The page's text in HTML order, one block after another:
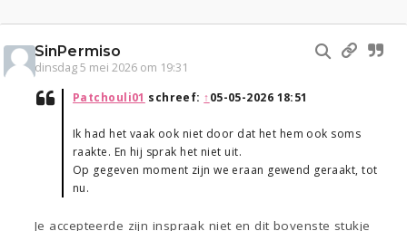
SinPermiso
dinsdag 5 mei 2026 om 19:31
Patchouli01 schreef: ↑05-05-2026 18:51
Ik had het vaak ook niet door dat het hem ook soms
raakte. En hij sprak het niet uit.
Op gegeven moment zijn we eraan gewend geraakt, tot
nu.
Je accepteerde zijn inspraak niet en dit bovenste stukje